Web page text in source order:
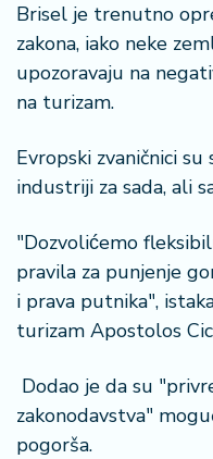
Brisel je trenutno
zakona, iako neke
upozoravaju na
na turizam.
Evropski zvaničnici
industriji za sada, ali
"Dozvolićemo
pravila za punjenje
i prava putnika",
turizam Apostolos
Dodao je da su
zakonodavstva"
pogorša.